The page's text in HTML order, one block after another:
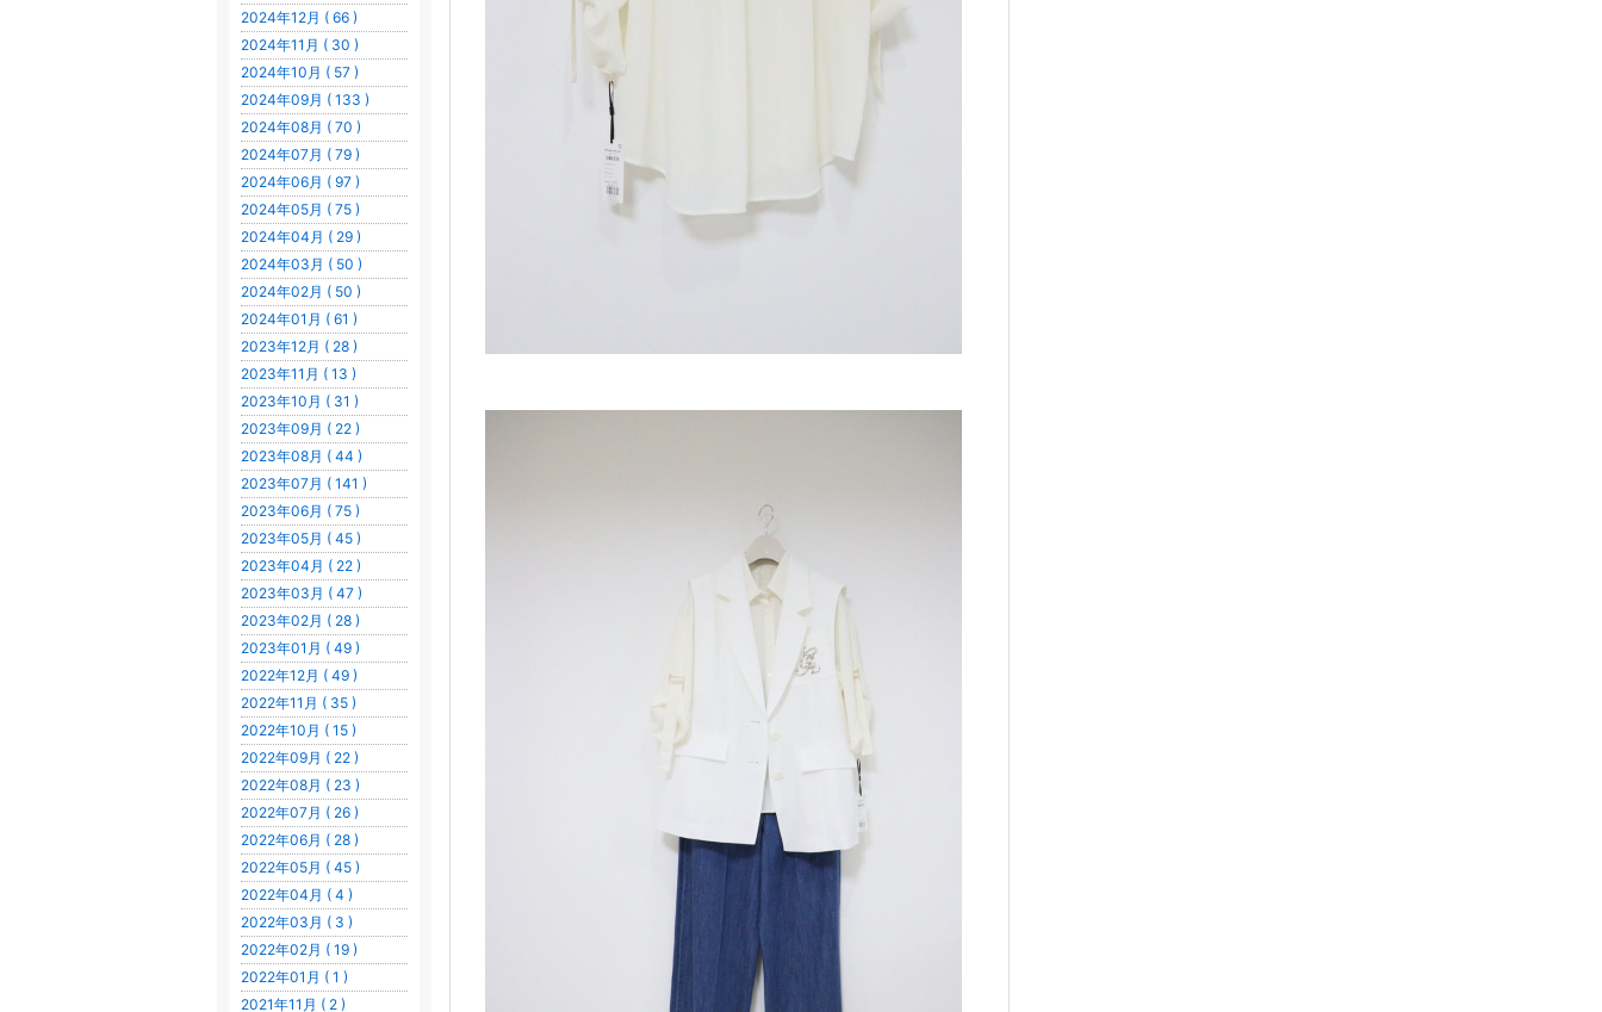
2024年12月 ( 66 )
2024年11月 ( 30 )
2024年10月 ( 57 )
2024年09月 ( 133 )
2024年08月 ( 70 )
2024年07月 ( 79 )
2024年06月 ( 97 )
2024年05月 ( 75 )
2024年04月 ( 29 )
2024年03月 ( 50 )
2024年02月 ( 50 )
2024年01月 ( 61 )
2023年12月 ( 28 )
2023年11月 ( 13 )
2023年10月 ( 31 )
2023年09月 ( 22 )
2023年08月 ( 44 )
2023年07月 ( 141 )
2023年06月 ( 75 )
2023年05月 ( 45 )
2023年04月 ( 22 )
2023年03月 ( 47 )
2023年02月 ( 28 )
2023年01月 ( 49 )
2022年12月 ( 49 )
2022年11月 ( 35 )
2022年10月 ( 15 )
2022年09月 ( 22 )
2022年08月 ( 23 )
2022年07月 ( 26 )
2022年06月 ( 28 )
2022年05月 ( 45 )
2022年04月 ( 4 )
2022年03月 ( 3 )
2022年02月 ( 19 )
2022年01月 ( 1 )
2021年11月 ( 2 )